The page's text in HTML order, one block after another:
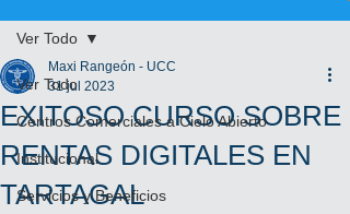
Ver Todo
Centros Comerciales a Cielo Abierto
Institucional
Servicios y Beneficios
Ver Todo
EXITOSO CURSO SOBRE
RENTAS DIGITALES EN
TARTAGAL
Maxi Rangeón - UCC
31 jul 2023